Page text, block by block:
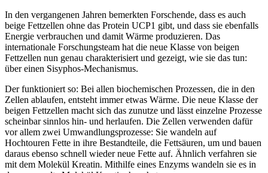
In den vergangenen Jahren bemerkten Forschende, dass es auch
beige Fettzellen ohne das Protein UCP1 gibt, und dass sie ebenfalls
Energie verbrauchen und damit Wärme produzieren. Das
internationale Forschungsteam hat die neue Klasse von beigen
Fettzellen nun genau charakterisiert und gezeigt, wie sie das tun:
über einen Sisyphos-Mechanismus.
Der funktioniert so: Bei allen biochemischen Prozessen, die in den
Zellen ablaufen, entsteht immer etwas Wärme. Die neue Klasse der
beigen Fettzellen macht sich das zunutze und lässt einzelne Prozesse
scheinbar sinnlos hin- und herlaufen. Die Zellen verwenden dafür
vor allem zwei Umwandlungsprozesse: Sie wandeln auf
Hochtouren Fette in ihre Bestandteile, die Fettsäuren, um und bauen
daraus ebenso schnell wieder neue Fette auf. Ähnlich verfahren sie
mit dem Molekül Kreatin. Mithilfe eines Enzyms wandeln sie es in